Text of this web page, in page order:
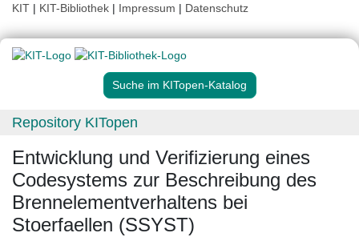
KIT | KIT-Bibliothek | Impressum | Datenschutz
Suche im KITopen-Katalog
Repository KITopen
Entwicklung und Verifizierung eines
Codesystems zur Beschreibung des
Brennelementverhaltens bei
Stoerfaellen (SSYST)